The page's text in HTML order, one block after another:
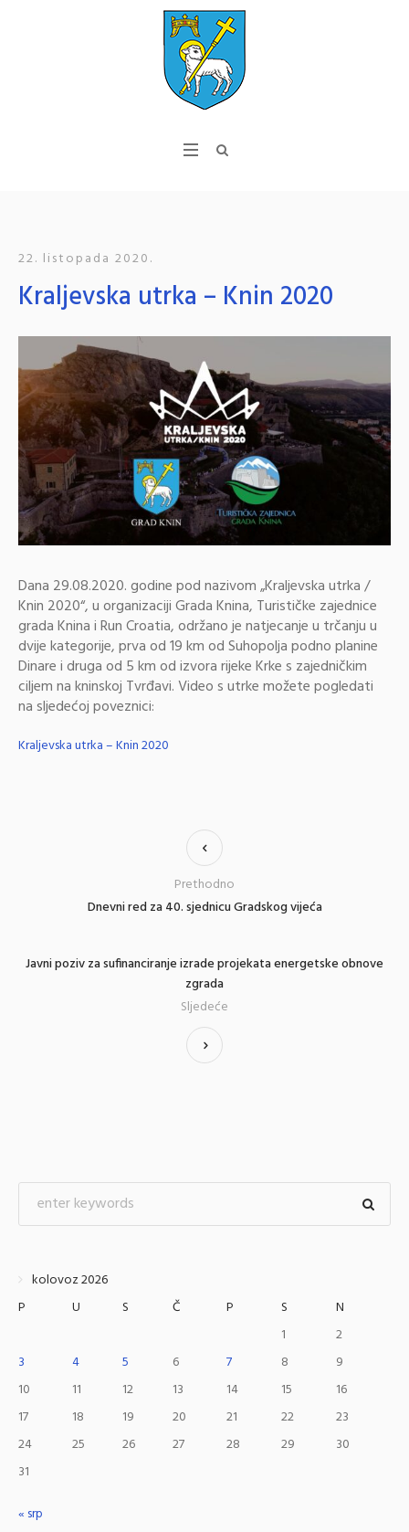
22. listopada 2020.
Kraljevska utrka – Knin 2020
Dana 29.08.2020. godine pod nazivom „Kraljevska utrka /
Knin 2020“, u organizaciji Grada Knina, Turističke zajednice
grada Knina i Run Croatia, održano je natjecanje u trčanju u
dvije kategorije, prva od 19 km od Suhopolja podno planine
Dinare i druga od 5 km od izvora rijeke Krke s zajedničkim
ciljem na kninskoj Tvrđavi. Video s utrke možete pogledati
na sljedećoj poveznici:
Kraljevska utrka – Knin 2020
Dnevni red za 40. sjednicu Gradskog vijeća
Prethodno
Javni poziv za sufinanciranje izrade projekata energetske obnove
zgrada
Sljedeće
kolovoz 2026
P
U S Č P S
N
1
2
3
4 5 6 7 8
9
10
11 12 13 14 15
16
17
18 19 20 21 22
23
24
25 26 27 28 29
30
31
« srp